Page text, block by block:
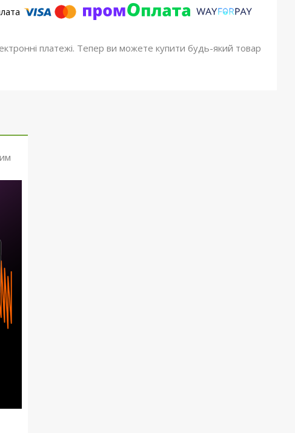
платежі. Тепер ви можете купити будь-який товар